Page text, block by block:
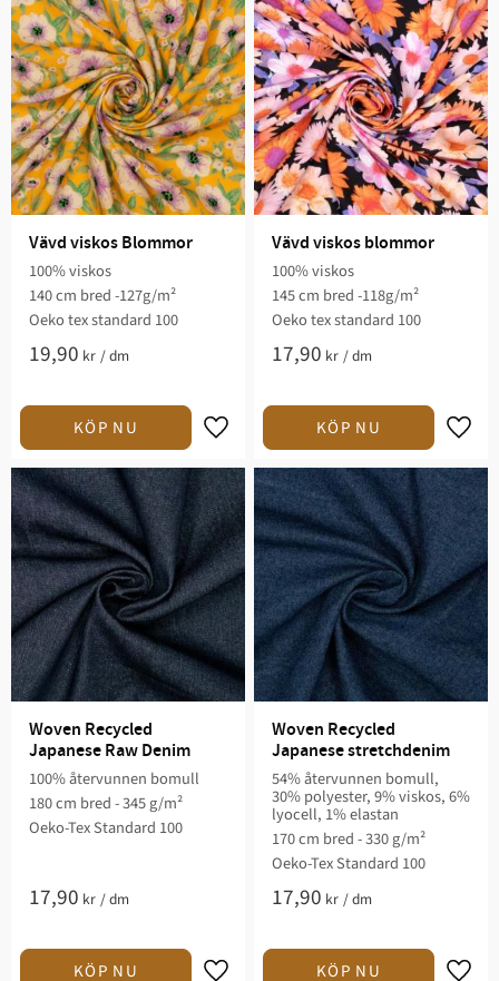
Vävd viskos Blommor
100% viskos
140 cm bred -127g/m²
Oeko tex standard 100
19,90 kr /dm
Lägg till i favoriter
Vävd viskos blommor
100% viskos
145 cm bred -118g/m²
Oeko tex standard 100
17,90 kr /dm
Woven Recycled
Japanese Raw Denim
100% återvunnen bomull
180 cm bred - 345 g/m²
Oeko-Tex Standard 100
17,90 kr /dm
Woven Recycled
Japanese stretchdenim
54% återvunnen bomull,
30% polyester, 9% viskos, 6%
lyocell, 1% elastan
170 cm bred - 330 g/m²
Oeko-Tex Standard 100
17,90 kr /dm